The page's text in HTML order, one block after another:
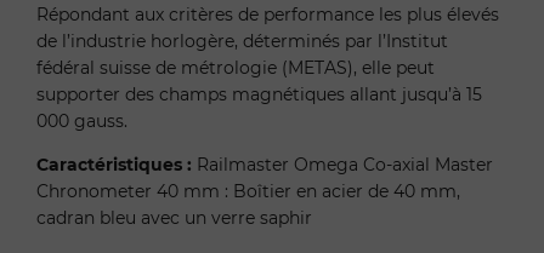
Répondant aux critères de performance les plus élevés
de l’industrie horlogère, déterminés par l’Institut
fédéral suisse de métrologie (METAS), elle peut
supporter des champs magnétiques allant jusqu’à 15
000 gauss.
Caractéristiques : Railmaster Omega Co-axial Master
Chronometer 40 mm : Boîtier en acier de 40 mm,
cadran bleu avec un verre saphir